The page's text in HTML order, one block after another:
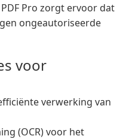
Pro zorgt ervoor dat
ongeautoriseerde
voor
verwerking van
(OCR) voor het